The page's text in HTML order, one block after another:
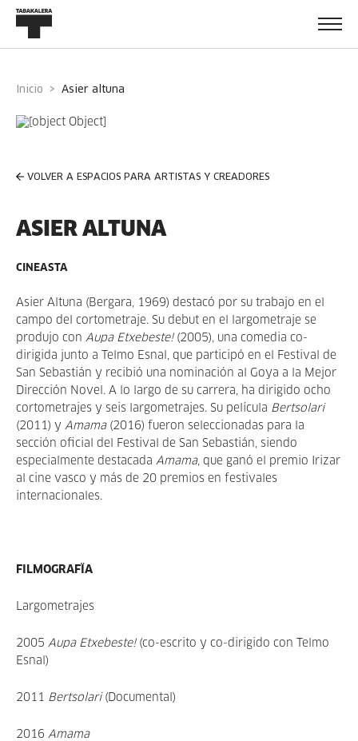
Inicio asier altuna
VOLVER A ESPACIOS PARA ARTISTAS Y CREADORES
ASIER ALTUNA
CINEASTA
Asier Altuna (Bergara, 1969) destacó por su trabajo en el
campo del cortometraje. Su debut en el largometraje se
produjo con Aupa Etxebeste!(2005), una comedia co-
dirigida junto a Telmo Esnal, que participó en el Festival de
San Sebastián y recibió una nominación al Goya a la Mejor
Dirección Novel. A lo largo de su carrera, ha dirigido ocho
cortometrajes y seis largometrajes. Su película Bertsolari
(2011) y Amama(2016) fueron seleccionadas para la
sección oficial del Festival de San Sebastián, siendo
especialmente destacada Amama, que ganó el premio Irizar
al cine vasco y más de 20 premios en festivales
internacionales.
FILMOGRAFÏA
Largometrajes
2005 Aupa Etxebeste!(co-escrito y co-dirigido con Telmo
Esnal)
2011 Bertsolari(Documental)
2016 Amama